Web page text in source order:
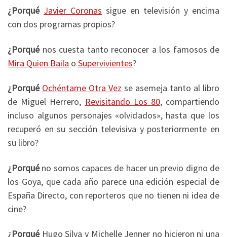
¿Porqué Javier Coronas sigue en televisión y encima
con dos programas propios?
¿Porquénos cuesta tanto reconocer a los famosos de
Mira Quien Baila o Supervivientes?
¿Porqué Ochéntame Otra Vez se asemeja tanto al libro
de Miguel Herrero, Revisitando Los 80, compartiendo
incluso algunos personajes «olvidados», hasta que los
recuperó en su sección televisiva y posteriormente en
su libro?
¿Porquéno somos capaces de hacer un previo digno de
los Goya, que cada año parece una edición especial de
España Directo, con reporteros que no tienen ni idea de
cine?
¿PorquéHugo Silva y Michelle Jenner no hicieron ni una